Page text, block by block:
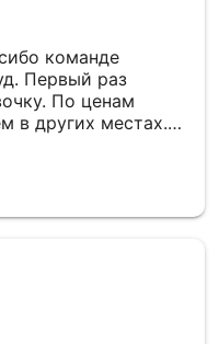
команде
Первый раз
По ценам
в других местах.
фотоотчёт.
Информировали
согласовывали
установки также
очень
благодарность
невероятная